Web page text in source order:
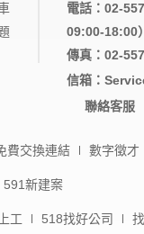
電話：02-
09:00-18:00）
傳真：02-
信箱：
聯絡客服
費交換連結 數字徵才
591新建案
工 518找好公司